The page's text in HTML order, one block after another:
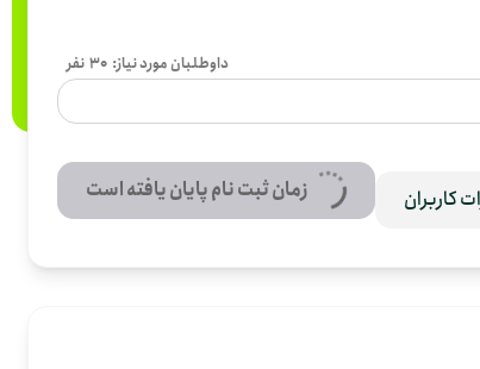
داوطلبان مورد نیاز: 30 نفر
کاربران زمان ثبت نام پایان یافته است